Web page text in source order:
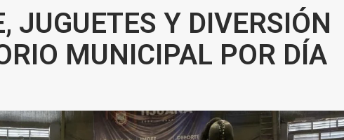
JUGUETES Y DIVERSIÓN
MUNICIPAL POR DÍA